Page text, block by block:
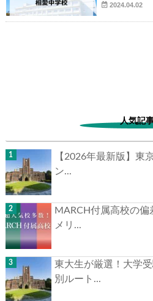
▶
2024.04.02
人気記
【2026年最新版】東
ン...
MARCH付属高校の偏
メリ...
東大生が厳選！大学
別ルート...